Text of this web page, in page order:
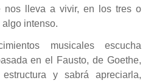
nos lleva a vivir, en los tres o
intenso.
musicales escucha
en el Fausto, de Goethe,
y sabrá apreciarla,